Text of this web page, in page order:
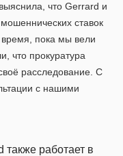
что Gerrard и
ставок
время, пока мы вели
что прокуратура
расследование. С
с нашими
также работает в